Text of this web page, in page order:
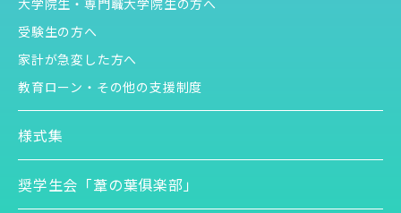
大学院生・ 専門職大学院生の方へ
受験生の方へ
家計が急変した方へ
教育ローン・その他の支援制度
様式集
奨学生会「葦の葉俱楽部」